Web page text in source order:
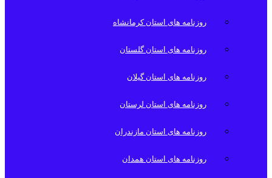
روزنامه های استان کرمانشاه
روزنامه های استان گلستان
روزنامه های استان گیلان
روزنامه های استان لرستان
روزنامه های استان مازندران
روزنامه های استان همدان